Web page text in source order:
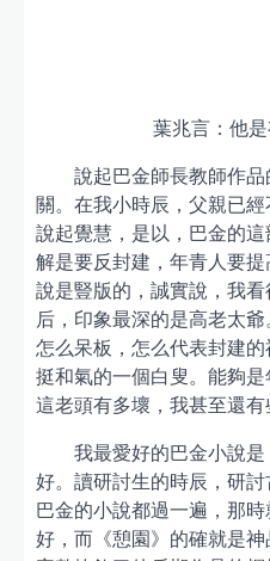
葉兆言：他
說起巴金師長教師作
關。在我小時辰，父親已
說起覺慧，是以，巴金的
解是要反封建，年青人要
說是豎版的，誠實說，我
后，印象最深的是高老太
怎么呆板，怎么代表封建
挺和氣的一個白叟。能夠
這老頭有多壞，我甚至還有
我最愛好的巴金小說
好。讀研討生的時辰，研
巴金的小說都過一遍，那
好，而《憩園》的確就是